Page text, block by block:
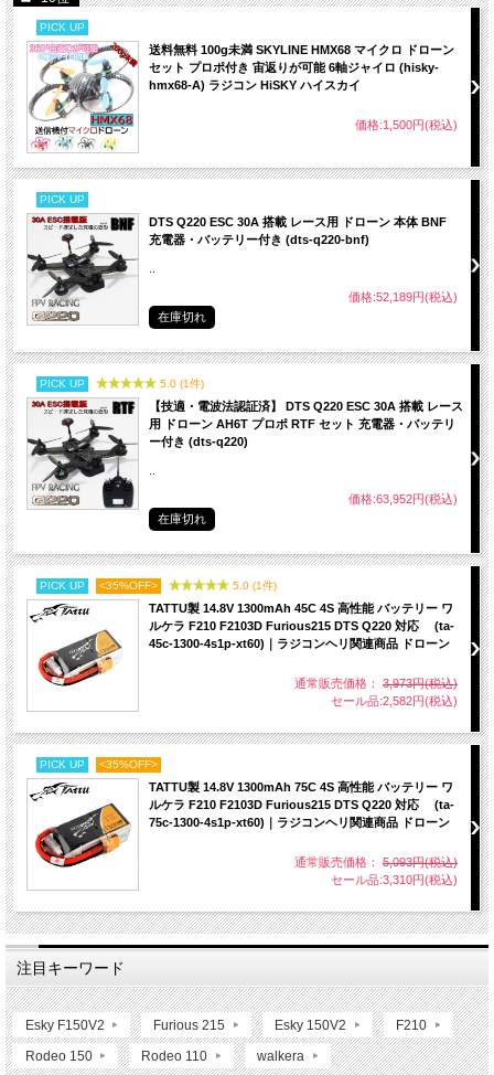
PICK UP
送料無料 100g未満 SKYLINE HMX68 マイクロ ドローン
セット プロポ付き 宙返りが可能 6軸ジャイロ (hisky-
hmx68-A) ラジコン HiSKY ハイスカイ
価格:1,500円(税込)
PICK UP
DTS Q220 ESC 30A 搭載 レース用 ドローン 本体 BNF
充電器・バッテリー付き (dts-q220-bnf)
価格:52,189円(税込)
在庫切れ
PICK UP 5.0 (1件)
【技適・電波法認証済】 DTS Q220 ESC 30A 搭載 レース
用 ドローン AH6T プロポ RTF セット 充電器・バッテリ
ー付き (dts-q220)
価格:63,952円(税込)
在庫切れ
PICK UP <35%OFF> 5.0 (1件)
TATTU製 14.8V 1300mAh 45C 4S 高性能 バッテリー ワ
ルケラ F210 F2103D Furious215 DTS Q220 対応 (ta-
45c-1300-4s1p-xt60)｜ラジコンヘリ関連商品 ドローン
通常販売価格： 3,973円(税込)
セール品:2,582円(税込)
PICK UP <35%OFF>
TATTU製 14.8V 1300mAh 75C 4S 高性能 バッテリー ワ
ルケラ F210 F2103D Furious215 DTS Q220 対応 (ta-
75c-1300-4s1p-xt60)｜ラジコンヘリ関連商品 ドローン
通常販売価格： 5,093円(税込)
セール品:3,310円(税込)
注目キーワード
Esky F150V2 Furious 215 Esky 150V2 F210
Rodeo 150 Rodeo 110 walkera